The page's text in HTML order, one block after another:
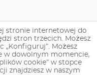
stronie internetowej do
stron trzecich. Możesz
„Konfiguruj”. Możesz
w dowolnym momencie,
cookie” w stopce
znajdziesz w naszym